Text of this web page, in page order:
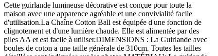
Cette guirlande lumineuse décorative est conçue pour toute la
maison avec une apparence agréable et une convivialité facile
d'utilisation.La Chaîne Cotton Ball est équipée d'une fonction de
clignotement et d'une lumière chaude. Elle est alimentée par des
piles AA et est facile à utiliser.DIMENSIONS : La Guirlande avec
boules de coton a une taille générale de 310cm. Toutes les tailles